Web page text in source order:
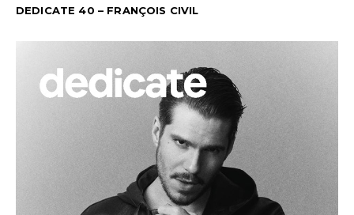
DEDICATE 40 – FRANÇOIS CIVIL